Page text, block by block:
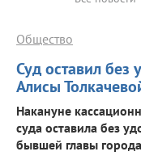
Суд оставил без
Алисы
Общество
Накануне
суда оставила без
бывшей главы